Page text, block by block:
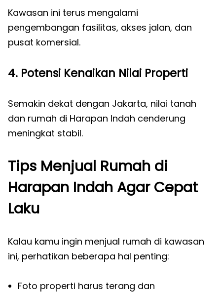
Kawasan ini terus mengalami
pengembangan fasilitas, akses jalan, dan
pusat komersial.
4. Potensi Kenaikan Nilai Properti
Semakin dekat dengan Jakarta, nilai tanah
dan rumah di Harapan Indah cenderung
meningkat stabil.
Tips Menjual Rumah di
Harapan Indah Agar Cepat
Laku
Kalau kamu ingin menjual rumah di kawasan
ini, perhatikan beberapa hal penting:
Foto properti harus terang dan